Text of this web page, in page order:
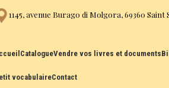
1145, avenue Burago di Molgora, 69360
CatalogueVendre vos livres et documents
vocabulaireContact